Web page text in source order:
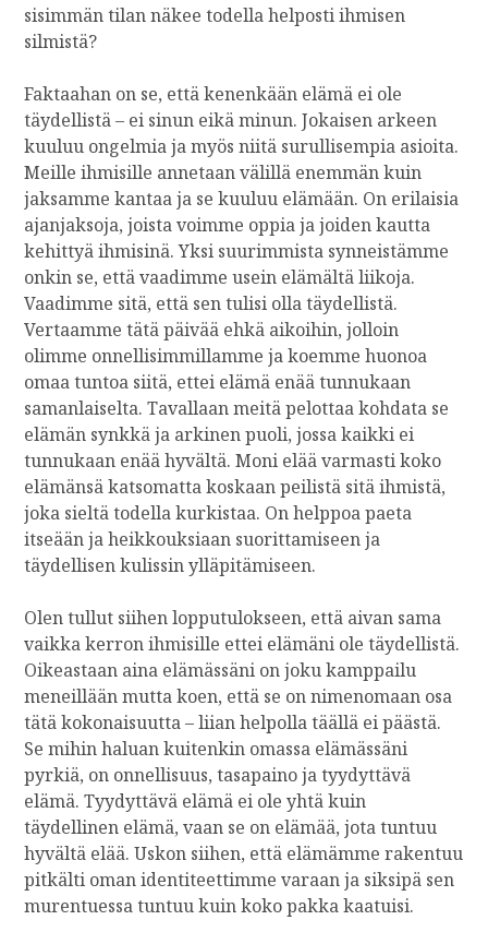
sisimmän tilan näkee todella helposti ihmisen
silmistä?
Faktaahan on se, että kenenkään elämä ei ole
täydellistä – ei sinun eikä minun. Jokaisen arkeen
kuuluu ongelmia ja myös niitä surullisempia asioita.
Meille ihmisille annetaan välillä enemmän kuin
jaksamme kantaa ja se kuuluu elämään. On erilaisia
ajanjaksoja, joista voimme oppia ja joiden kautta
kehittyä ihmisinä. Yksi suurimmista synneistämme
onkin se, että vaadimme usein elämältä liikoja.
Vaadimme sitä, että sen tulisi olla täydellistä.
Vertaamme tätä päivää ehkä aikoihin, jolloin
olimme onnellisimmillamme ja koemme huonoa
omaa tuntoa siitä, ettei elämä enää tunnukaan
samanlaiselta. Tavallaan meitä pelottaa kohdata se
elämän synkkä ja arkinen puoli, jossa kaikki ei
tunnukaan enää hyvältä. Moni elää varmasti koko
elämänsä katsomatta koskaan peilistä sitä ihmistä,
joka sieltä todella kurkistaa. On helppoa paeta
itseään ja heikkouksiaan suorittamiseen ja
täydellisen kulissin ylläpitämiseen.
Olen tullut siihen lopputulokseen, että aivan sama
vaikka kerron ihmisille ettei elämäni ole täydellistä.
Oikeastaan aina elämässäni on joku kamppailu
meneillään mutta koen, että se on nimenomaan osa
tätä kokonaisuutta – liian helpolla täällä ei päästä.
Se mihin haluan kuitenkin omassa elämässäni
pyrkiä, on onnellisuus, tasapaino ja tyydyttävä
elämä. Tyydyttävä elämä ei ole yhtä kuin
täydellinen elämä, vaan se on elämää, jota tuntuu
hyvältä elää. Uskon siihen, että elämämme rakentuu
pitkälti oman identiteettimme varaan ja siksipä sen
murentuessa tuntuu kuin koko pakka kaatuisi.